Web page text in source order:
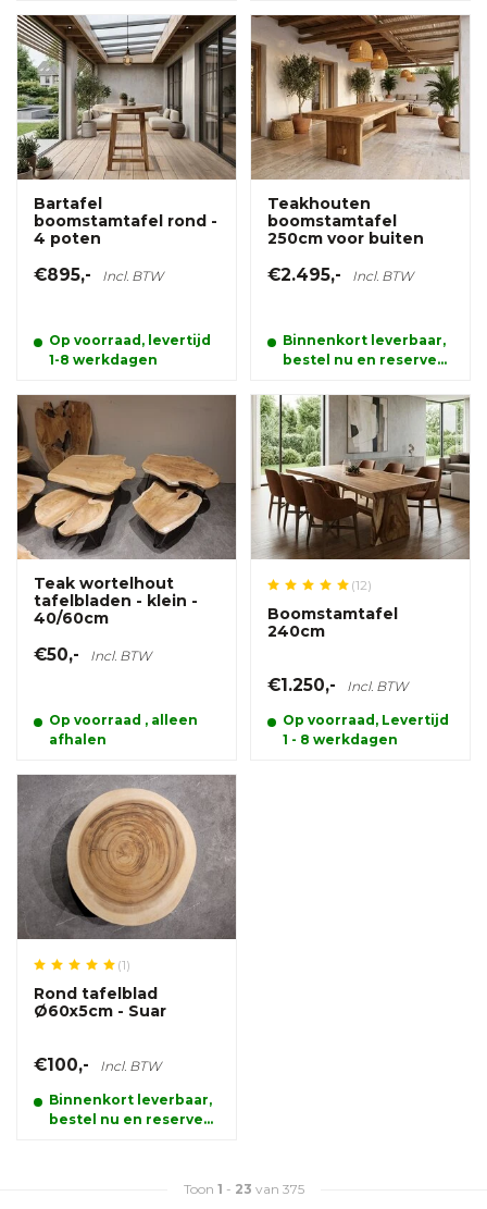
Bartafel
boomstamtafel rond -
4 poten
€895,- Incl. BTW
Op voorraad, levertijd
1-8 werkdagen
Teakhouten
boomstamtafel
250cm voor buiten
€2.495,- Incl. BTW
Binnenkort leverbaar,
bestel nu en reserveer
Teak wortelhout
tafelbladen - klein -
40/60cm
€50,- Incl. BTW
Op voorraad , alleen
afhalen
(12)
Boomstamtafel
240cm
€1.250,- Incl. BTW
Op voorraad, Levertijd
1 - 8 werkdagen
(1)
Rond tafelblad
Ø60x5cm - Suar
€100,- Incl. BTW
Binnenkort leverbaar,
bestel nu en reserveer
Toon 1 - 23 van 375